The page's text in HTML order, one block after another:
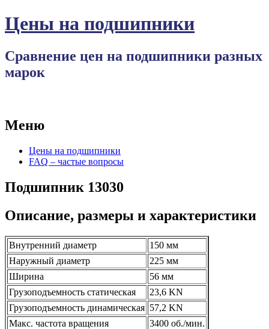
Цены на подшипники
Сравнение цен на подшипники разных
марок
Меню
ПерейтиЦены на подшипники
FAQ – частые вопросы
Подшипник 13030
Описание, размеры и характеристики
Внутренний диаметр
150 мм
Наружный диаметр
225 мм
Ширина
56 мм
Грузоподъемность статическая
23,6 KN
Грузоподъемность динамическая 57,2 KN
Макс. частота вращения
3400 об./мин.